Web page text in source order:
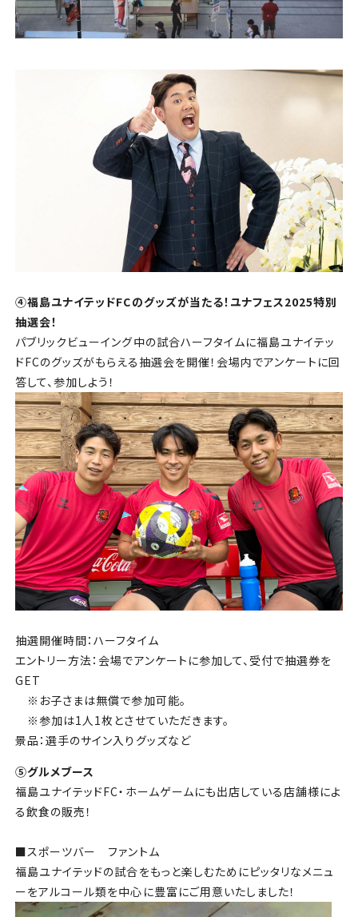
④福島ユナイテッドFCのグッズが当たる！ユナフェス2025特別
抽選会！
パブリックビューイング中の試合ハーフタイムに福島ユナイテッ
ドFCのグッズがもらえる抽選会を開催！会場内でアンケートに回
答して、参加しよう！
抽選開催時間：ハーフタイム
エントリー方法：会場でアンケートに参加して、受付で抽選券を
GET
※お子さまは無償で参加可能。
※参加は1人1枚とさせていただきます。
景品：選手のサイン入りグッズなど
⑤グルメブース
福島ユナイテッドFC・ホームゲームにも出店している店舗様によ
る飲食の販売！
■スポーツバー ファントム
福島ユナイテッドの試合をもっと楽しむためにピッタリなメニュ
ーをアルコール類を中心に豊富にご用意いたしました！